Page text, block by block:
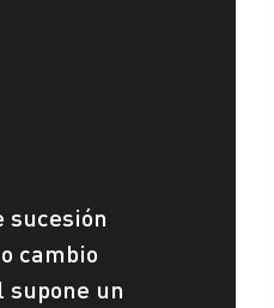
sucesión
cambio
supone un